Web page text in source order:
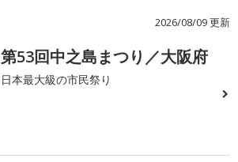
2026/08/09 更新
第53回中之島まつり／大阪府
日本最大級の市民祭り